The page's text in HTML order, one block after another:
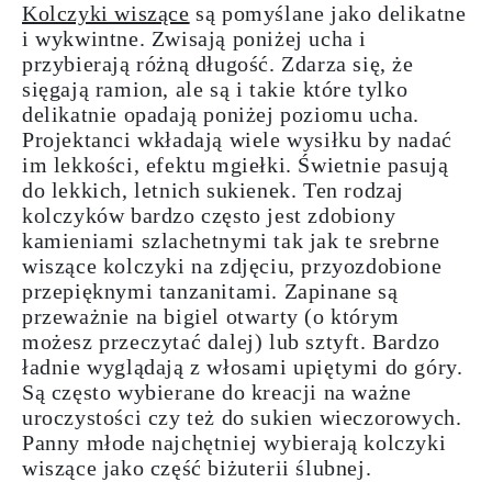
Kolczyki wiszące są pomyślane jako delikatne
i wykwintne. Zwisają poniżej ucha i
przybierają różną długość. Zdarza się, że
sięgają ramion, ale są i takie które tylko
delikatnie opadają poniżej poziomu ucha.
Projektanci wkładają wiele wysiłku by nadać
im lekkości, efektu mgiełki. Świetnie pasują
do lekkich, letnich sukienek. Ten rodzaj
kolczyków bardzo często jest zdobiony
kamieniami szlachetnymi tak jak te srebrne
wiszące kolczyki na zdjęciu, przyozdobione
przepięknymi tanzanitami. Zapinane są
przeważnie na bigiel otwarty (o którym
możesz przeczytać dalej) lub sztyft. Bardzo
ładnie wyglądają z włosami upiętymi do góry.
Są często wybierane do kreacji na ważne
uroczystości czy też do sukien wieczorowych.
Panny młode najchętniej wybierają kolczyki
wiszące jako część biżuterii ślubnej.